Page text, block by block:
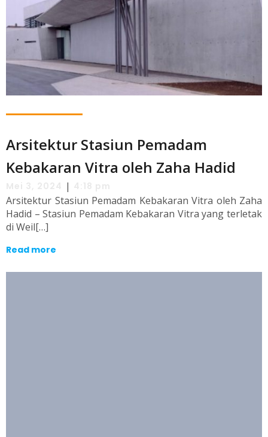
Arsitektur Stasiun Pemadam
Kebakaran Vitra oleh Zaha Hadid
|
Arsitektur Stasiun Pemadam Kebakaran Vitra oleh Zaha
Hadid – Stasiun Pemadam Kebakaran Vitra yang terletak
di Weil[…]
Read more